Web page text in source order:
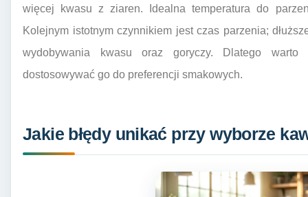
więcej kwasu z ziaren. Idealna temperatura do
Kolejnym istotnym czynnikiem jest czas parzenia;
wydobywania kwasu oraz goryczy. Dlatego
dostosowywać go do preferencji smakowych.
Jakie błędy unikać przy wyborze